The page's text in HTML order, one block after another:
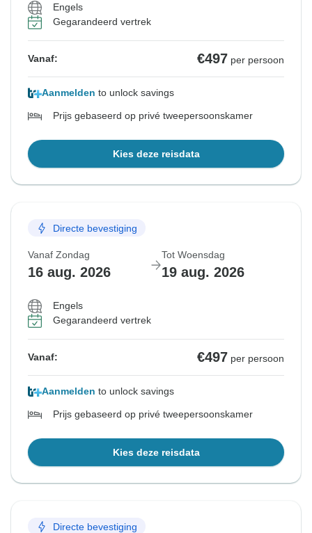
Engels
Gegarandeerd vertrek
Vanaf: €497 per persoon
Aanmelden to unlock savings
Prijs gebaseerd op privé tweepersoonskamer
Kies deze reisdata
Directe bevestiging
Vanaf Zondag
16 aug. 2026
Tot Woensdag
19 aug. 2026
Engels
Gegarandeerd vertrek
Vanaf: €497 per persoon
Aanmelden to unlock savings
Prijs gebaseerd op privé tweepersoonskamer
Kies deze reisdata
Directe bevestiging